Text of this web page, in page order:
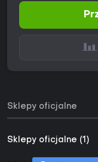
Sklepy oficjalne
Sklepy oficjalne (1)